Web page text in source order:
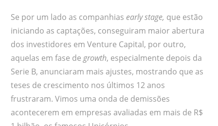
Se por um lado as companhias early stage, que estão
iniciando as captações, conseguiram maior abertura
dos investidores em Venture Capital, por outro,
aquelas em fase de growth, especialmente depois da
Serie B, anunciaram mais ajustes, mostrando que as
teses de crescimento nos últimos 12 anos
frustraram. Vimos uma onda de demissões
acontecerem em empresas avaliadas em mais de R$